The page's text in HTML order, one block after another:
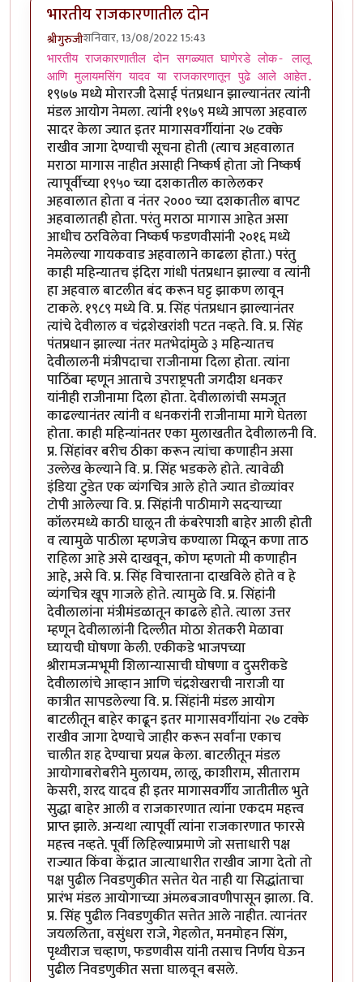
भारतीय राजकारणातील दोन
श्रीगुरुजीशनिवार, 13/08/2022 15:43
भारतीय राजकारणातील दोन सगळ्यात घाणेरडे लोक- लालू
आणि मुलायमसिंग यादव या राजकारणातून पुढे आले आहेत.
१९७७ मध्ये मोरारजी देसाई पंतप्रधान झाल्यानंतर त्यांनी
मंडल आयोग नेमला. त्यांनी १९७९ मध्ये आपला अहवाल
सादर केला ज्यात इतर मागासवर्गीयांना २७ टक्के
राखीव जागा देण्याची सूचना होती (त्याच अहवालात
मराठा मागास नाहीत असाही निष्कर्ष होता जो निष्कर्ष
त्यापूर्वीच्या १९५० च्या दशकातील कालेलकर
अहवालात होता व नंतर २००० च्या दशकातील बापट
अहवालातही होता. परंतु मराठा मागास आहेत असा
आधीच ठरविलेवा निष्कर्ष फडणवीसांनी २०१६ मध्ये
नेमलेल्या गायकवाड अहवालाने काढला होता.) परंतु
काही महिन्यातच इंदिरा गांधी पंतप्रधान झाल्या व त्यांनी
हा अहवाल बाटलीत बंद करून घट्ट झाकण लावून
टाकले. १९८९ मध्ये वि. प्र. सिंह पंतप्रधान झाल्यानंतर
त्यांचे देवीलाल व चंद्रशेखरांशी पटत नव्हते. वि. प्र. सिंह
पंतप्रधान झाल्या नंतर मतभेदांमुळे ३ महिन्यातच
देवीलालनी मंत्रीपदाचा राजीनामा दिला होता. त्यांना
पाठिंबा म्हणून आताचे उपराष्ट्रपती जगदीश धनकर
यांनीही राजीनामा दिला होता. देवीलालांची समजूत
काढल्यानंतर त्यांनी व धनकरांनी राजीनामा मागे घेतला
होता. काही महिन्यांनतर एका मुलाखतीत देवीलालनी वि.
प्र. सिंहांवर बरीच ठीका करून त्यांचा कणाहीन असा
उल्लेख केल्याने वि. प्र. सिंह भडकले होते. त्यावेळी
इंडिया टुडेत एक व्यंगचित्र आले होते ज्यात डोळ्यांवर
टोपी आलेल्या वि. प्र. सिंहांनी पाठीमागे सदऱ्याच्या
कॉलरमध्ये काठी घालून ती कंबरेपाशी बाहेर आली होती
व त्यामुळे पाठीला म्हणजेच कण्याला मिळून कणा ताठ
राहिला आहे असे दाखवून, कोण म्हणतो मी कणाहीन
आहे, असे वि. प्र. सिंह विचारताना दाखविले होते व हे
व्यंगचित्र खूप गाजले होते. त्यामुळे वि. प्र. सिंहांनी
देवीलालांना मंत्रीमंडळातून काढले होते. त्याला उत्तर
म्हणून देवीलालांनी दिल्लीत मोठा शेतकरी मेळावा
घ्यायची घोषणा केली. एकीकडे भाजपच्या
श्रीरामजन्मभूमी शिलान्यासाची घोषणा व दुसरीकडे
देवीलालांचे आव्हान आणि चंद्रशेखराची नाराजी या
कात्रीत सापडलेल्या वि. प्र. सिंहांनी मंडल आयोग
बाटलीतून बाहेर काढून इतर मागासवर्गीयांना २७ टक्के
राखीव जागा देण्याचे जाहीर करून सर्वांना एकाच
चालीत शह देण्याचा प्रयत्न केला. बाटलीतून मंडल
आयोगाबरोबरीने मुलायम, लालू, काशीराम, सीताराम
केसरी, शरद यादव ही इतर मागासवर्गीय जातीतील भुते
सुद्धा बाहेर आली व राजकारणात त्यांना एकदम महत्त्व
प्राप्त झाले. अन्यथा त्यापूर्वी त्यांना राजकारणात फारसे
महत्त्व नव्हते. पूर्वी लिहिल्याप्रमाणे जो सत्ताधारी पक्ष
राज्यात किंवा केंद्रात जात्याधारीत राखीव जागा देतो तो
पक्ष पुढील निवडणुकीत सत्तेत येत नाही या सिद्धांताचा
प्रारंभ मंडल आयोगाच्या अंमलबजावणीपासून झाला. वि.
प्र. सिंह पुढील निवडणुकीत सत्तेत आले नाहीत. त्यानंतर
जयललिता, वसुंधरा राजे, गेहलोत, मनमोहन सिंग,
पृथ्वीराज चव्हाण, फडणवीस यांनी तसाच निर्णय घेऊन
पुढील निवडणुकीत सत्ता घालवून बसले.